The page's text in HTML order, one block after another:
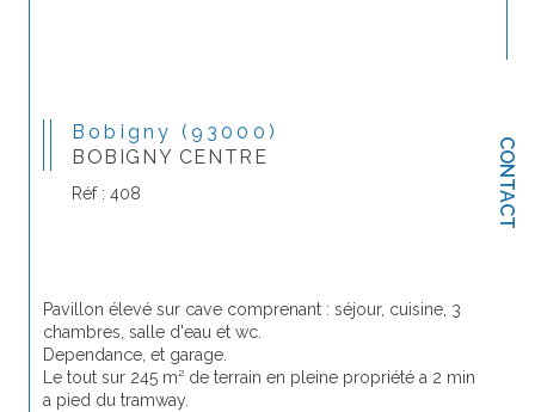
CONTACT
Bobigny (93000)
BOBIGNY CENTRE
Réf : 408
Pavillon élevé sur cave comprenant : séjour, cuisine, 3
chambres, salle d'eau et wc.
Dependance, et garage.
Le tout sur 245 m² de terrain en pleine propriété a 2 min
a pied du tramway.